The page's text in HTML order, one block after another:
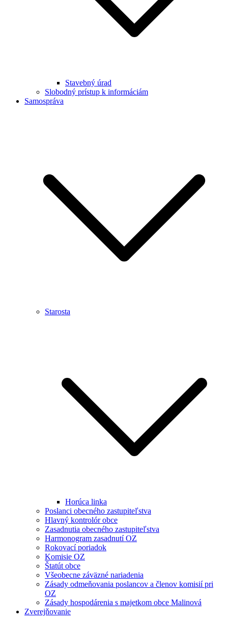
Stavebný úrad
Slobodný prístup k informáciám
Samospráva
Starosta
Horúca linka
Poslanci obecného zastupiteľstva
Hlavný kontrolór obce
Zasadnutia obecného zastupiteľstva
Harmonogram zasadnutí OZ
Rokovací poriadok
Komisie OZ
Štatút obce
Všeobecne záväzné nariadenia
Zásady odmeňovania poslancov a členov komisií pri
OZ
Zásady hospodárenia s majetkom obce Malinová
Zverejňovanie